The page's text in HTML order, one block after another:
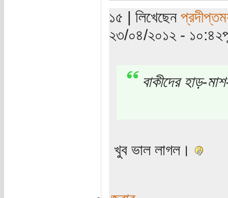
১৫ | লিখেছেন
২৩/০৪/২০১২ -
বাকীদের হাড়-
খুব ভাল লাগল।